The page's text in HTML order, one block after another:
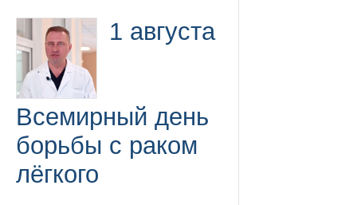
1 августа
Всемирный день
борьбы с раком
лёгкого